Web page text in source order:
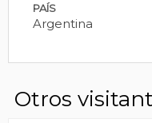
PAÍS
Argentina
Otros